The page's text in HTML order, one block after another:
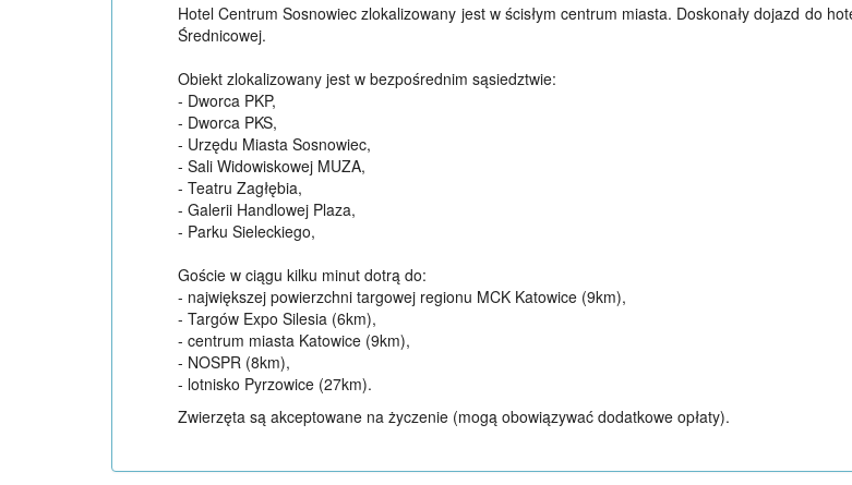
Hotel Centrum Sosnowiec zlokalizowany jest w ścisłym centrum miasta. Doskonały dojazd do
Średnicowej.
Obiekt zlokalizowany jest w bezpośrednim sąsiedztwie:
- Dworca PKP,
- Dworca PKS,
- Urzędu Miasta Sosnowiec,
- Sali Widowiskowej MUZA,
- Teatru Zagłębia,
- Galerii Handlowej Plaza,
- Parku Sieleckiego,
Goście w ciągu kilku minut dotrą do:
- największej powierzchni targowej regionu MCK Katowice (9km),
- Targów Expo Silesia (6km),
- centrum miasta Katowice (9km),
- NOSPR (8km),
- lotnisko Pyrzowice (27km).
Zwierzęta są akceptowane na życzenie (mogą obowiązywać dodatkowe opłaty).